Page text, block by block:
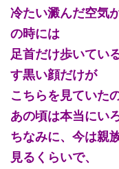
冷たい澱んだ空気
の時には
足首だけ歩いてい
す黒い顔だけが
こちらを見ていた
あの頃は本当にい
ちなみに、今は親
見るくらいで、